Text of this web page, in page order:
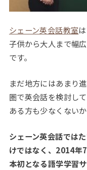
シェーン英会話教室
子供から大人まで幅
です。
まだ地方にはあまり
圏で英会話を検討し
ある方も少なくないか
シェーン英会話では
けではなく、2014年
本初となる語学学習